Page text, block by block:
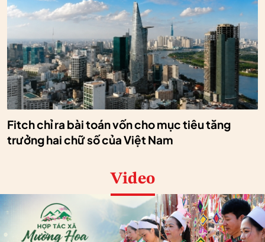
Fitch chỉ ra bài toán vốn cho mục tiêu tăng
trưởng hai chữ số của Việt Nam
Video